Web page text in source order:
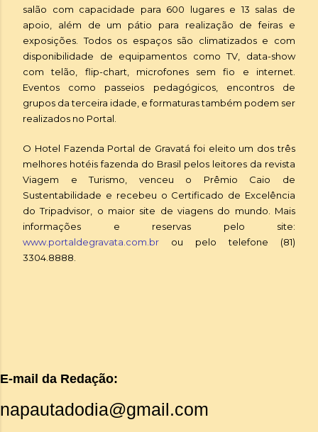
salão com capacidade para 600 lugares e 13 salas de
apoio, além de um pátio para realização de feiras e
exposições. Todos os espaços são climatizados e com
disponibilidade de equipamentos como TV, data-show
com telão, flip-chart, microfones sem fio e internet.
Eventos como passeios pedagógicos, encontros de
grupos da terceira idade, e formaturas também podem ser
realizados no Portal.
O Hotel Fazenda Portal de Gravatá foi eleito um dos três
melhores hotéis fazenda do Brasil pelos leitores da revista
Viagem e Turismo, venceu o Prêmio Caio de
Sustentabilidade e recebeu o Certificado de Excelência
do Tripadvisor, o maior site de viagens do mundo. Mais
informações e reservas pelo site:
www.portaldegravata.com.br ou pelo telefone (81)
3304.8888.
E-mail da Redação:
napautadodia@gmail.com